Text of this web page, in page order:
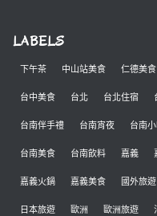
LABELS
下午茶 中山站美食 仁德美食
台中美食 台北 台北住宿
台南伴手禮 台南宵夜 台南
台南美食 台南飲料 嘉義
嘉義火鍋 嘉義美食 國外旅遊
日本旅遊 歐洲 歐洲旅遊